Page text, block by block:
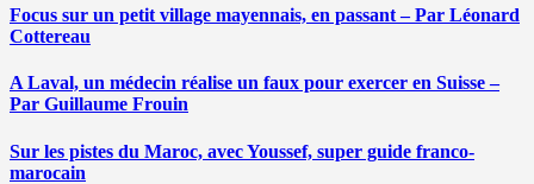
Focus sur un petit village mayennais, en passant – Par Léonard
Cottereau
A Laval, un médecin réalise un faux pour exercer en Suisse –
Par Guillaume Frouin
Sur les pistes du Maroc, avec Youssef, super guide franco-
marocain